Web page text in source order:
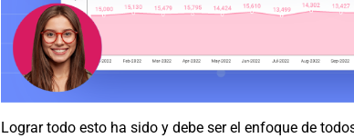
Lograr todo esto ha sido y debe ser el enfoque de